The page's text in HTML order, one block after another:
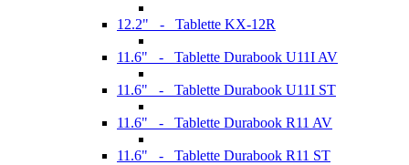
12.2" - Tablette KX-12R
11.6" - Tablette Durabook U11I AV
11.6" - Tablette Durabook U11I ST
11.6" - Tablette Durabook R11 AV
11.6" - Tablette Durabook R11 ST